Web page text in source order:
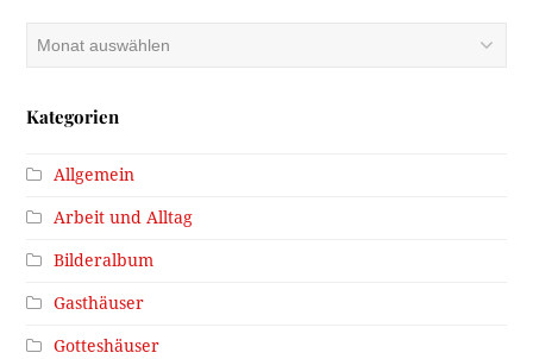
Archiv
Kategorien
Allgemein
Arbeit und Alltag
Bilderalbum
Gasthäuser
Gotteshäuser